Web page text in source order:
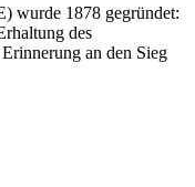
wurde 1878 gegründet:
des
an den Sieg